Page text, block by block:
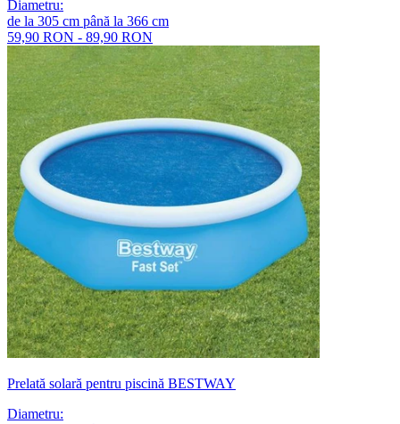
Diametru:
de la 305 cm până la 366 cm
59,90 RON - 89,90 RON
Prelată solară pentru piscină BESTWAY
Diametru: